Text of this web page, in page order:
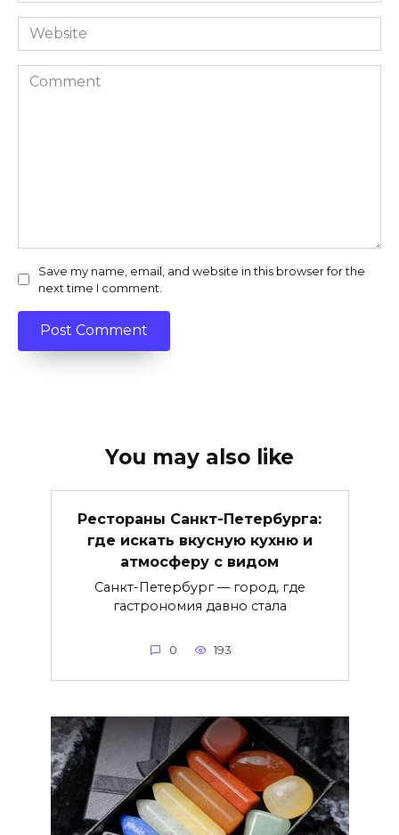
Website
Comment
Save my name, email, and website in this browser for the
next time I comment.
You may also like
Рестораны Санкт-Петербурга:
где искать вкусную кухню и
атмосферу с видом
Санкт-Петербург — город, где
гастрономия давно стала
0 193